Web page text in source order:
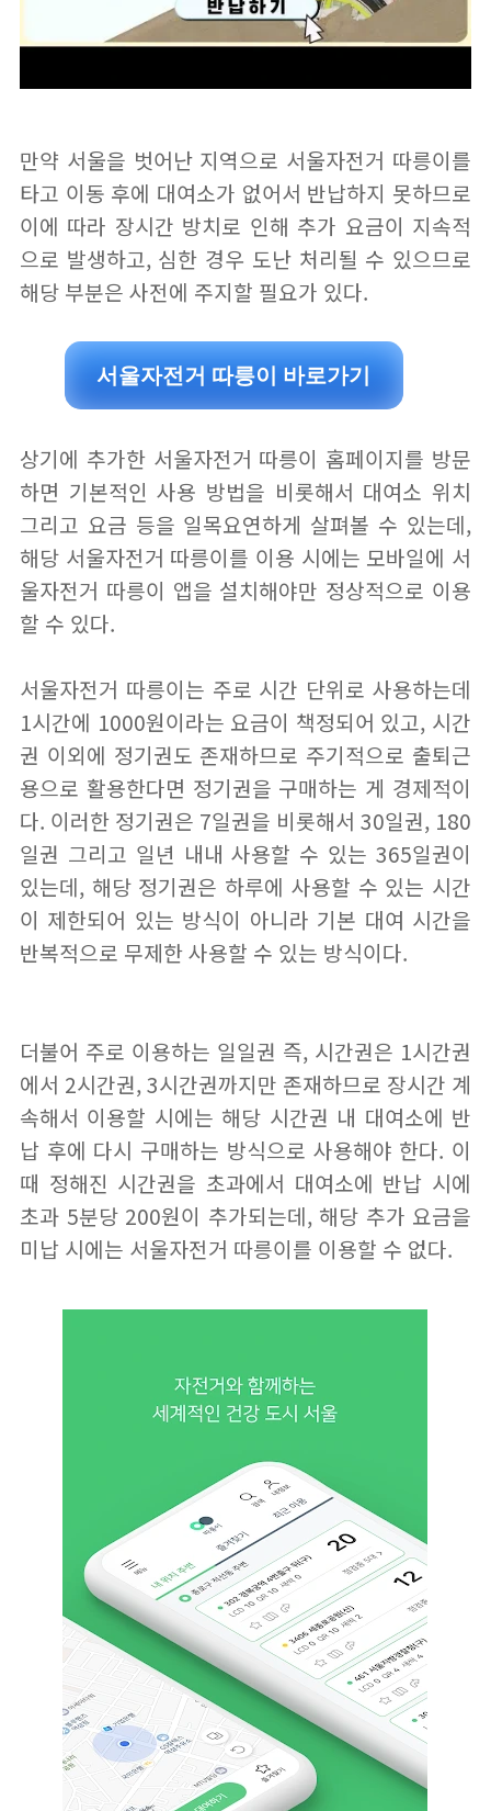
만약 서울을 벗어난 지역으로 서울자전거 따릉이를
타고 이동 후에 대여소가 없어서 반납하지 못하므로
이에 따라 장시간 방치로 인해 추가 요금이 지속적
으로 발생하고, 심한 경우 도난 처리될 수 있으므로
해당 부분은 사전에 주지할 필요가 있다.
서울자전거 따릉이 바로가기
상기에 추가한 서울자전거 따릉이 홈페이지를 방문
하면 기본적인 사용 방법을 비롯해서 대여소 위치
그리고 요금 등을 일목요연하게 살펴볼 수 있는데,
해당 서울자전거 따릉이를 이용 시에는 모바일에 서
울자전거 따릉이 앱을 설치해야만 정상적으로 이용
할 수 있다.
서울자전거 따릉이는 주로 시간 단위로 사용하는데
1시간에 1000원이라는 요금이 책정되어 있고, 시간
권 이외에 정기권도 존재하므로 주기적으로 출퇴근
용으로 활용한다면 정기권을 구매하는 게 경제적이
다. 이러한 정기권은 7일권을 비롯해서 30일권, 180
일권 그리고 일년 내내 사용할 수 있는 365일권이
있는데, 해당 정기권은 하루에 사용할 수 있는 시간
이 제한되어 있는 방식이 아니라 기본 대여 시간을
반복적으로 무제한 사용할 수 있는 방식이다.
더불어 주로 이용하는 일일권 즉, 시간권은 1시간권
에서 2시간권, 3시간권까지만 존재하므로 장시간 계
속해서 이용할 시에는 해당 시간권 내 대여소에 반
납 후에 다시 구매하는 방식으로 사용해야 한다. 이
때 정해진 시간권을 초과에서 대여소에 반납 시에
초과 5분당 200원이 추가되는데, 해당 추가 요금을
미납 시에는 서울자전거 따릉이를 이용할 수 없다.